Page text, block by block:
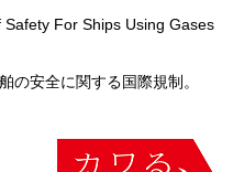
For Ships Using Gases
の安全に関する国際規制。